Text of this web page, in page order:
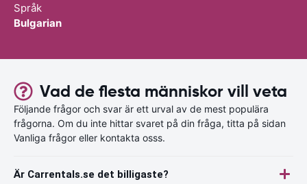
Språk
Bulgarian
Vad de flesta människor vill veta
Följande frågor och svar är ett urval av de mest populära
frågorna. Om du inte hittar svaret på din fråga, titta på sidan
Vanliga frågor eller kontakta osss.
Är Carrentals.se det billigaste?